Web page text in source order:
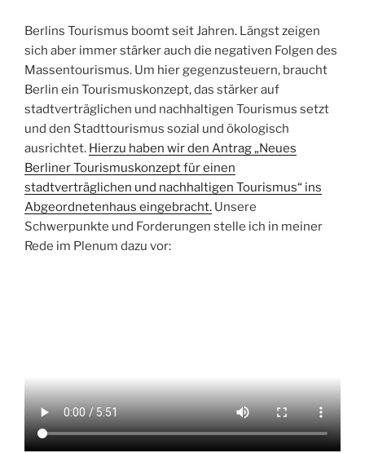
Berlins Tourismus boomt seit Jahren. Längst zeigen
sich aber immer stärker auch die negativen Folgen des
Massentourismus. Um hier gegenzusteuern, braucht
Berlin ein Tourismuskonzept, das stärker auf
stadtverträglichen und nachhaltigen Tourismus setzt
und den Stadttourismus sozial und ökologisch
ausrichtet. Hierzu haben wir den Antrag „Neues
Berliner Tourismuskonzept für einen
stadtverträglichen und nachhaltigen Tourismus“ ins
Abgeordnetenhaus eingebracht. Unsere
Schwerpunkte und Forderungen stelle ich in meiner
Rede im Plenum dazu vor: